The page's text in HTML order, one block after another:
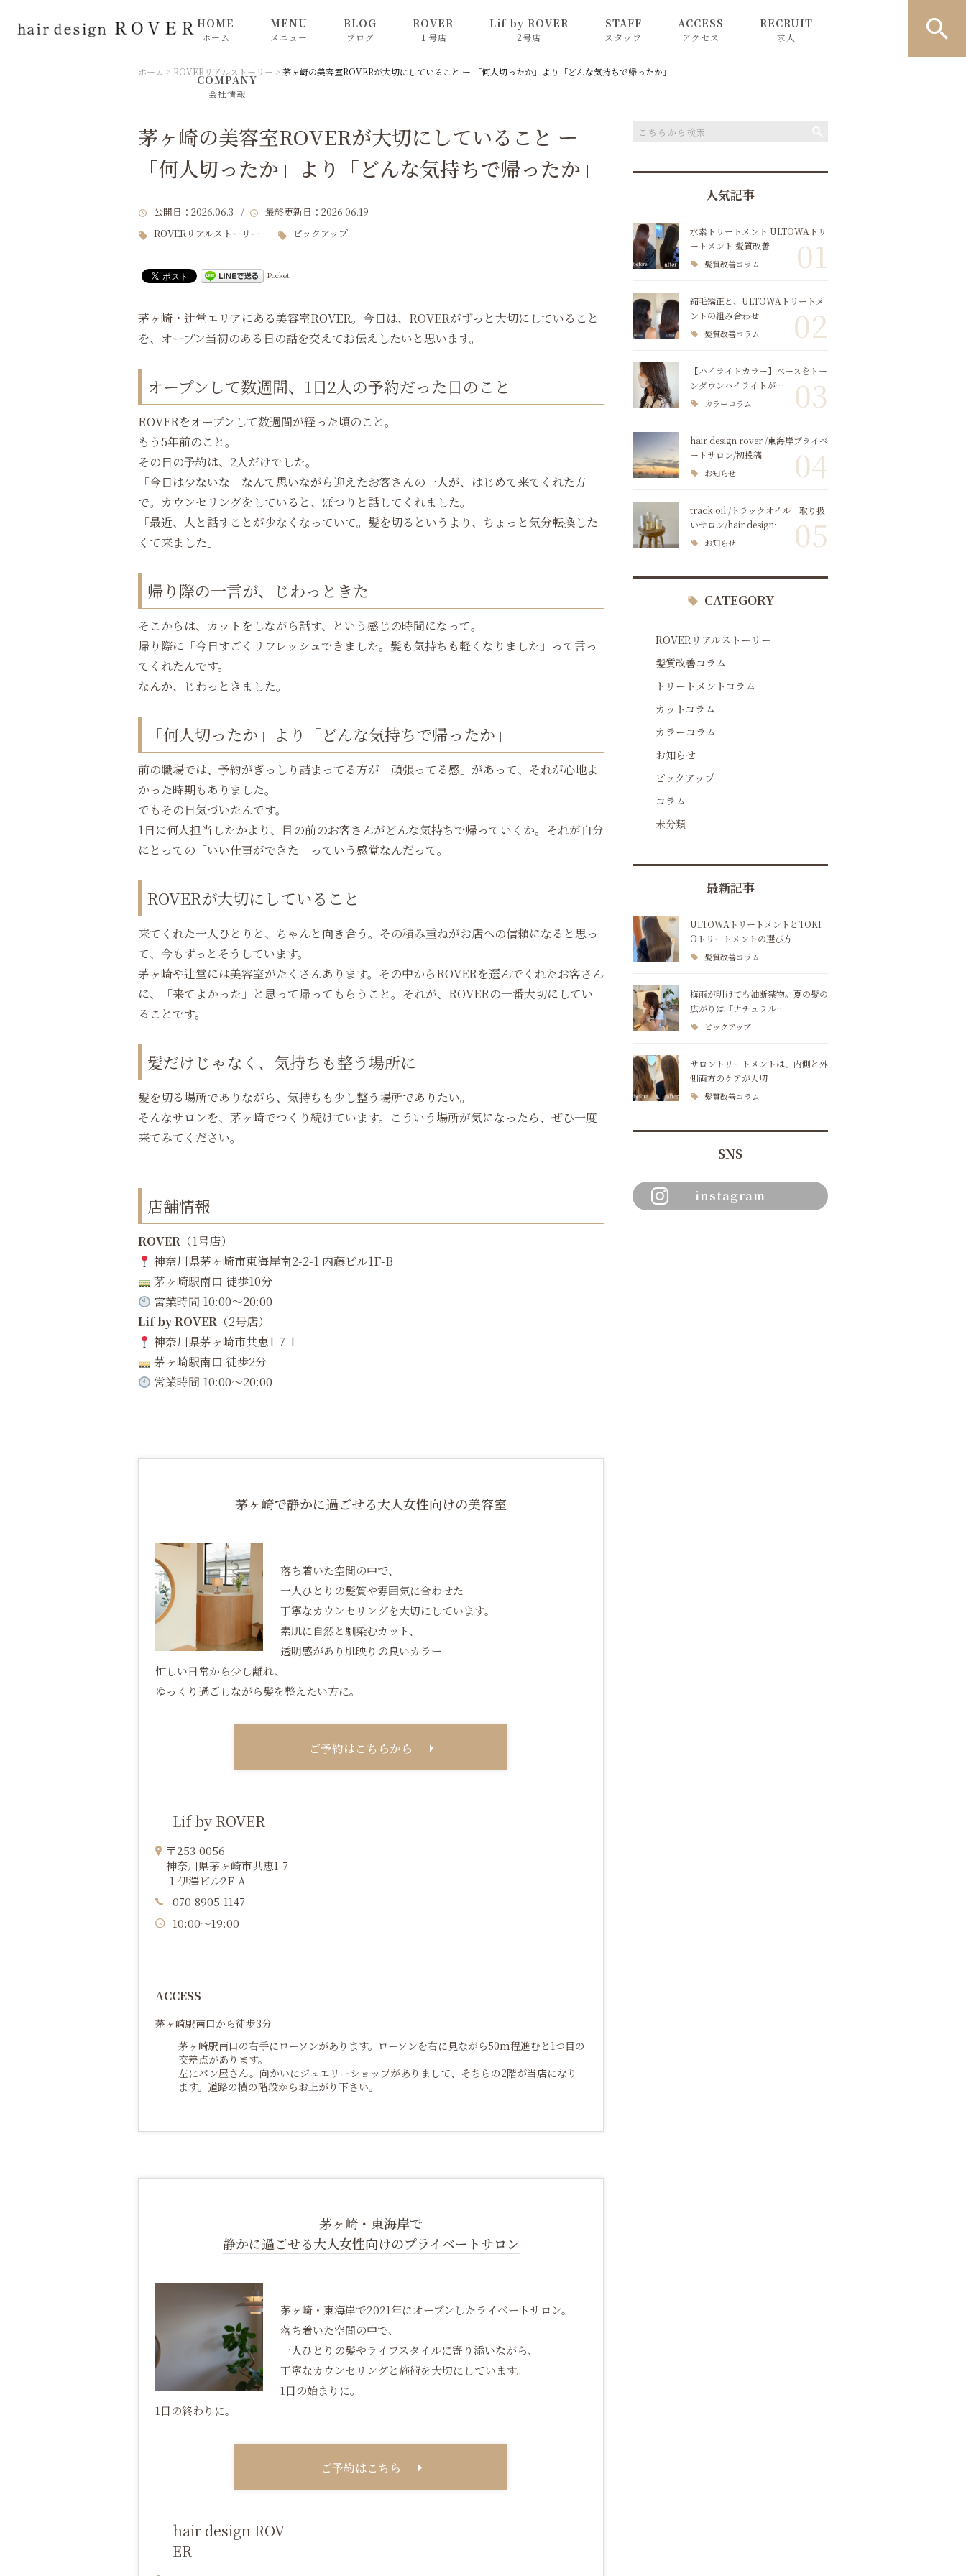
HOME
ホーム
MENU
メニュー
カット
ンプー
BLOG
ブログ
カラーコラム
ROVER
１号店
Lif by ROVER
2号店
STAFF
スタッフ
ACCESS
アクセス
RECRUIT
求人
COMPANY
会社情報
ホーム > ROVERリアルストーリー > 茅ヶ崎の美容室ROVERが大切にしていること ー 「何人切ったか」より「どんな気持ちで帰ったか」
茅ヶ崎の美容室ROVERが大切にしていること ー
「何人切ったか」より「どんな気持ちで帰ったか」
公開日 ：2026.06.3 / 最終更新日 ：2026.06.19
ROVERリアルストーリー
ピックアップ
Pocket
茅ヶ崎・辻堂エリアにある美容室ROVER。今日は、ROVERがずっと大切にしていること
を、オープン当初のある日の話を交えてお伝えしたいと思います。
オープンして数週間、1日2人の予約だった日のこと
ROVERをオープンして数週間が経った頃のこと。
もう5年前のこと。
その日の予約は、2人だけでした。
「今日は少ないな」なんて思いながら迎えたお客さんの一人が、はじめて来てくれた方
で。カウンセリングをしていると、ぽつりと話してくれました。
「最近、人と話すことが少なくなっていて。髪を切るというより、ちょっと気分転換した
くて来ました」
帰り際の一言が、じわっときた
そこからは、カットをしながら話す、という感じの時間になって。
帰り際に「今日すごくリフレッシュできました。髪も気持ちも軽くなりました」って言っ
てくれたんです。
なんか、じわっときました。
「何人切ったか」より「どんな気持ちで帰ったか」
前の職場では、予約がぎっしり詰まってる方が「頑張ってる感」があって、それが心地よ
かった時期もありました。
でもその日気づいたんです。
1日に何人担当したかより、目の前のお客さんがどんな気持ちで帰っていくか。それが自分
にとっての「いい仕事ができた」っていう感覚なんだって。
ROVERが大切にしていること
来てくれた一人ひとりと、ちゃんと向き合う。その積み重ねがお店への信頼になると思っ
て、今もずっとそうしています。
茅ヶ崎や辻堂には美容室がたくさんあります。その中からROVERを選んでくれたお客さん
に、「来てよかった」と思って帰ってもらうこと。それが、ROVERの一番大切にしてい
ることです。
髪だけじゃなく、気持ちも整う場所に
髪を切る場所でありながら、気持ちも少し整う場所でありたい。
そんなサロンを、茅ヶ崎でつくり続けています。こういう場所が気になったら、ぜひ一度
来てみてください。
店舗情報
ROVER （1号店）
神奈川県茅ヶ崎市東海岸南2-2-1 内藤ビル1F-B
茅ヶ崎駅南口 徒歩10分
営業時間 10:00〜20:00
Lif by ROVER （2号店）
神奈川県茅ヶ崎市共恵1-7-1
茅ヶ崎駅南口 徒歩2分
営業時間 10:00〜20:00
茅ヶ崎で静かに過ごせる大人女性向けの美容室
落ち着いた空間の中で、
一人ひとりの髪質や雰囲気に合わせた
丁寧なカウンセリングを大切にしています。
素肌に自然と馴染むカット、
透明感があり肌映りの良いカラー
忙しい日常から少し離れ、
ゆっくり過ごしながら髪を整えたい方に。
ご予約はこちらから
Lif by ROVER
〒253-0056
神奈川県茅ヶ崎市共恵1-7
-1 伊澤ビル2F-A
070-8905-1147
10:00〜19:00
ACCESS
茅ヶ崎駅南口から徒歩3分
茅ヶ崎駅南口の右手にローソンがあります。ローソンを右に見ながら50m程進むと1つ目の
交差点があります。
左にパン屋さん。向かいにジュエリーショップがありまして、そちらの2階が当店になり
ます。道路の横の階段からお上がり下さい。
茅ヶ崎・東海岸で
静かに過ごせる大人女性向けのプライベートサロン
茅ヶ崎・東海岸で2021年にオープンしたライベートサロン。
落ち着いた空間の中で、
一人ひとりの髪やライフスタイルに寄り添いながら、
丁寧なカウンセリングと施術を大切にしています。
1日の始まりに。
1日の終わりに。
ご予約はこちら
hair design ROV
ER
人気記事
水素トリートメント ULTOWAトリ
ートメント 髪質改善
髪質改善コラム 01
縮毛矯正と、ULTOWAトリートメ
ントの組み合わせ
髪質改善コラム 02
【ハイライトカラー】ベースをトー
ンダウンハイライトが…
カラーコラム 03
hair design rover /東海岸プライベ
ートサロン/初投稿
お知らせ 04
track oil /トラックオイル 取り扱
いサロン/hair design…
お知らせ 05
CATEGORY
ROVERリアルストーリー
髪質改善コラム
トリートメントコラム
カットコラム
カラーコラム
お知らせ
ピックアップ
コラム
未分類
最新記事
ULTOWAトリートメントとTOKI
Oトリートメントの選び方
髪質改善コラム
梅雨が明けても油断禁物。夏の髪の
広がりは「ナチュラル…
ピックアップ
サロントリートメントは、内側と外
側両方のケアが大切
髪質改善コラム
SNS
instagram